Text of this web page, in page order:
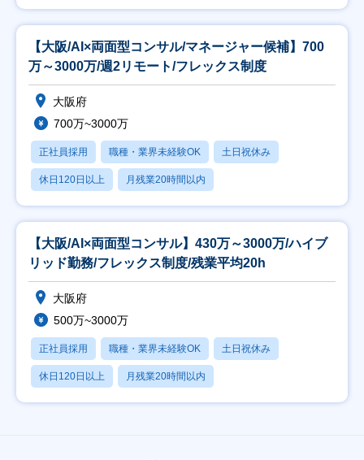
【大阪/AI×両面型コンサル/マネージャー候補】700
万～3000万/週2リモート/フレックス制度
大阪府
700万~3000万
正社員採用 職種・業界未経験OK 土日祝休み
休日120日以上 月残業20時間以内
【大阪/AI×両面型コンサル】430万～3000万/ハイブ
リッド勤務/フレックス制度/残業平均20h
大阪府
500万~3000万
正社員採用 職種・業界未経験OK 土日祝休み
休日120日以上 月残業20時間以内